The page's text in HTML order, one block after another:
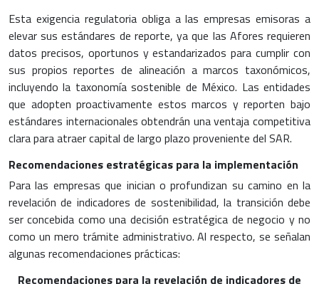
Esta exigencia regulatoria obliga a las empresas emisoras a
elevar sus estándares de reporte, ya que las Afores requieren
datos precisos, oportunos y estandarizados para cumplir con
sus propios reportes de alineación a marcos taxonómicos,
incluyendo la taxonomía sostenible de México. Las entidades
que adopten proactivamente estos marcos y reporten bajo
estándares internacionales obtendrán una ventaja competitiva
clara para atraer capital de largo plazo proveniente del SAR.
Recomendaciones estratégicas para la implementación
Para las empresas que inician o profundizan su camino en la
revelación de indicadores de sostenibilidad, la transición debe
ser concebida como una decisión estratégica de negocio y no
como un mero trámite administrativo. Al respecto, se señalan
algunas recomendaciones prácticas:
Recomendaciones para la revelación de indicadores de